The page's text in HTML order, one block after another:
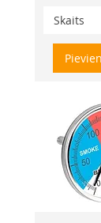
Skaits